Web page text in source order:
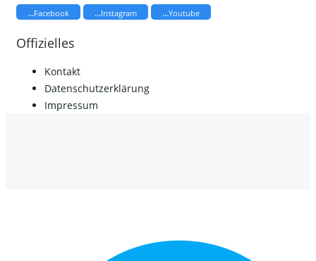
...Facebook ...Instagram ...Youtube
Offizielles
Kontakt
Datenschutzerklärung
Impressum